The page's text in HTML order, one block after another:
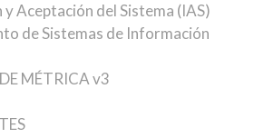
Aceptación del Sistema (IAS)
de Sistemas de Información
MÉTRICA v3